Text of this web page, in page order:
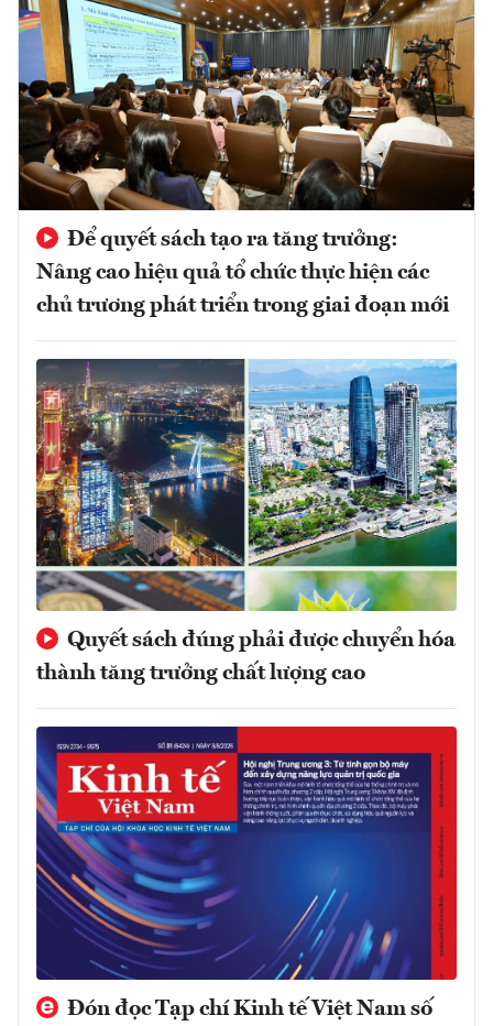
Để quyết sách tạo ra tăng trưởng:
Nâng cao hiệu quả tổ chức thực hiện các
chủ trương phát triển trong giai đoạn mới
Quyết sách đúng phải được chuyển hóa
thành tăng trưởng chất lượng cao
Đón đọc Tạp chí Kinh tế Việt Nam số